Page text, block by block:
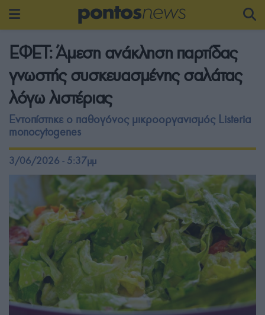
ΕΦΕΤ: Άμεση ανάκληση παρτίδας
γνωστής συσκευασμένης σαλάτας
λόγω λιστέριας
Εντοπίστηκε ο παθογόνος μικροοργανισμός Listeria
monocytogenes
3/06/2026 - 5:37μμ